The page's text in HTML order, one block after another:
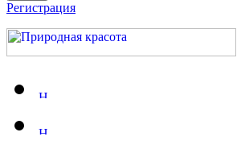
Регистрация